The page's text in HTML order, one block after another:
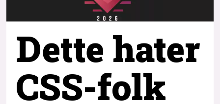
Dette hater
CSS-folk